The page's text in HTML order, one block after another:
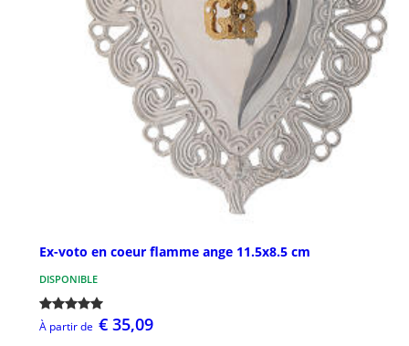
Ex-voto en coeur flamme ange 11.5x8.5 cm
DISPONIBLE
À partir de € 35,09